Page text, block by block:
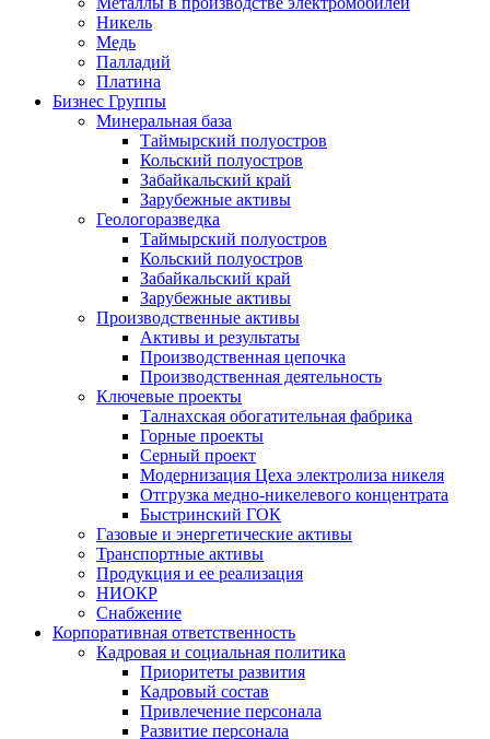
Никель
Медь
Палладий
Платина
Бизнес Группы
Минеральная база
Таймырский полуостров
Кольский полуостров
Забайкальский край
Зарубежные активы
Геологоразведка
Таймырский полуостров
Кольский полуостров
Забайкальский край
Зарубежные активы
Производственные активы
Активы и результаты
Производственная цепочка
Производственная деятельность
Ключевые проекты
Талнахская обогатительная фабрика
Горные проекты
Серный проект
Модернизация Цеха электролиза никеля
Отгрузка медно-никелевого концентрата
Быстринский ГОК
Газовые и энергетические активы
Транспортные активы
Продукция и ее реализация
НИОКР
Снабжение
Корпоративная ответственность
Кадровая и социальная политика
Приоритеты развития
Кадровый состав
Привлечение персонала
Развитие персонала